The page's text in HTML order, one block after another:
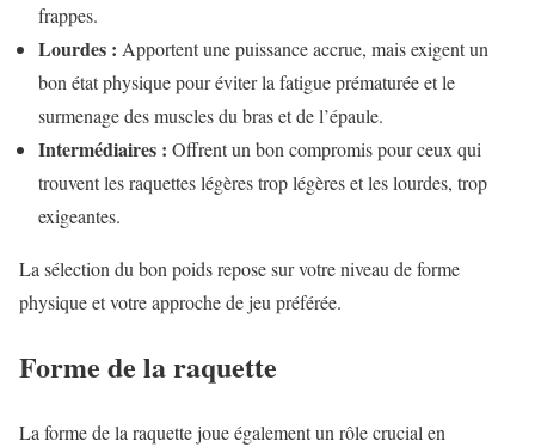
frappes.
Lourdes : Apportent une puissance accrue, mais exigent un
bon état physique pour éviter la fatigue prématurée et le
surmenage des muscles du bras et de l’épaule.
Intermédiaires : Offrent un bon compromis pour ceux qui
trouvent les raquettes légères trop légères et les lourdes, trop
exigeantes.
La sélection du bon poids repose sur votre niveau de forme
physique et votre approche de jeu préférée.
Forme de la raquette
La forme de la raquette joue également un rôle crucial en